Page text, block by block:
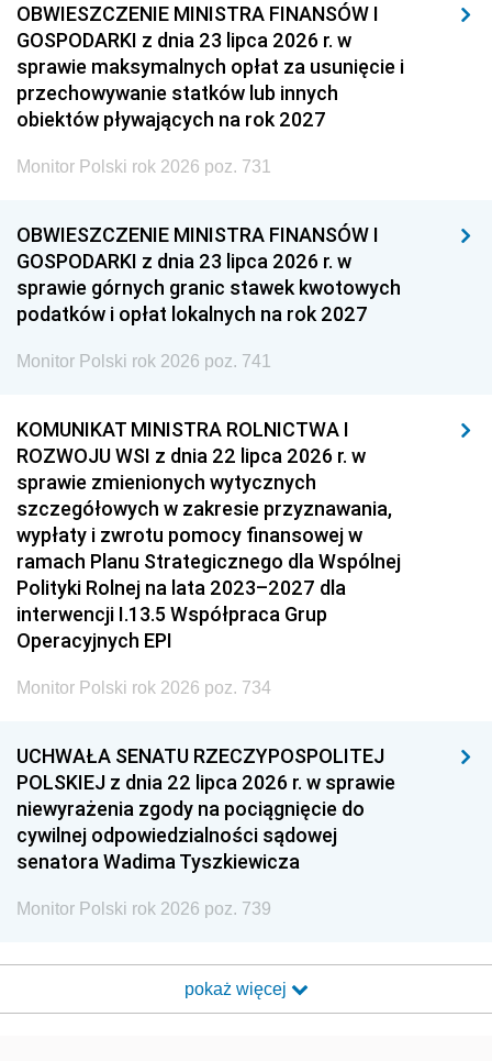
OBWIESZCZENIE MINISTRA FINANSÓW I
GOSPODARKI z dnia 23 lipca 2026 r. w
sprawie maksymalnych opłat za usunięcie i
przechowywanie statków lub innych
obiektów pływających na rok 2027
Monitor Polski rok 2026 poz. 731
OBWIESZCZENIE MINISTRA FINANSÓW I
GOSPODARKI z dnia 23 lipca 2026 r. w
sprawie górnych granic stawek kwotowych
podatków i opłat lokalnych na rok 2027
Monitor Polski rok 2026 poz. 741
KOMUNIKAT MINISTRA ROLNICTWA I
ROZWOJU WSI z dnia 22 lipca 2026 r. w
sprawie zmienionych wytycznych
szczegółowych w zakresie przyznawania,
wypłaty i zwrotu pomocy finansowej w
ramach Planu Strategicznego dla Wspólnej
Polityki Rolnej na lata 2023–2027 dla
interwencji I.13.5 Współpraca Grup
Operacyjnych EPI
Monitor Polski rok 2026 poz. 734
UCHWAŁA SENATU RZECZYPOSPOLITEJ
POLSKIEJ z dnia 22 lipca 2026 r. w sprawie
niewyrażenia zgody na pociągnięcie do
cywilnej odpowiedzialności sądowej
senatora Wadima Tyszkiewicza
Monitor Polski rok 2026 poz. 739
pokaż więcej